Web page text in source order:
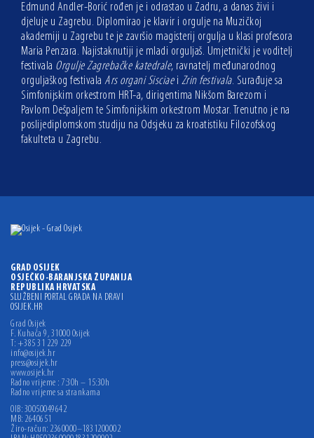
Edmund Andler-Borić rođen je i odrastao u Zadru, a danas živi i
djeluje u Zagrebu. Diplomirao je klavir i orgulje na Muzičkoj
akademiji u Zagrebu te je završio magisterij orgulja u klasi profesora
Maria Penzara. Najistaknutiji je mladi orguljaš. Umjetnički je voditelj
festivala Orgulje Zagrebačke katedrale, ravnatelj međunarodnog
orguljaškog festivala Ars organi Sisciaei Zrin festivala. Surađuje sa
Simfonijskim orkestrom HRT-a, dirigentima Nikšom Barezom i
Pavlom Dešpaljem te Simfonijskim orkestrom Mostar. Trenutno je na
poslijediplomskom studiju na Odsjeku za kroatistiku Filozofskog
fakulteta u Zagrebu.
GRAD OSIJEK
OSJEČKO-BARANJSKA ŽUPANIJA
REPUBLIKA HRVATSKA
SLUŽBENI PORTAL GRADA NA DRAVI
OSIJEK.HR
Grad Osijek
F. Kuhača 9, 31000 Osijek
T: +385 31 229 229
info@osijek.hr
press@osijek.hr
www.osijek.hr
Radno vrijeme : 7:30h – 15:30h
Radno vrijeme sa strankama
OIB: 30050049642
MB: 2640651
Žiro-račun: 2360000–1831200002